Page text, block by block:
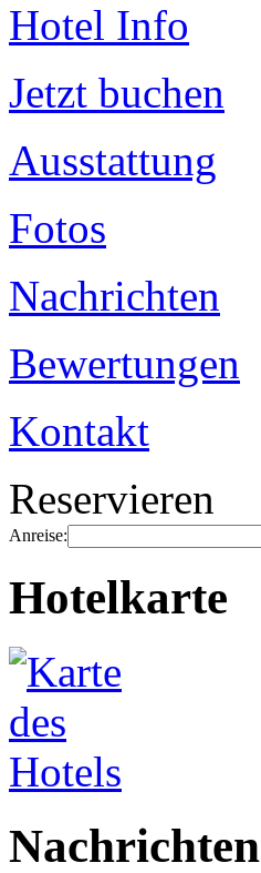
Hotel Info
Jetzt buchen
Ausstattung
Fotos
Nachrichten
Bewertungen
Kontakt
Reservieren
Anreise:
Hotelkarte
Nachrichten